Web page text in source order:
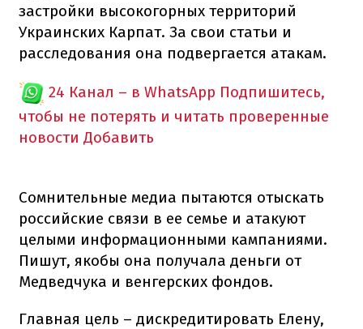
застройки высокогорных территорий
Украинских Карпат. За свои статьи и
расследования она подвергается атакам.
24 Канал – в WhatsApp Подпишитесь,
чтобы не потерять и читать проверенные
новости Добавить
Сомнительные медиа пытаются отыскать
российские связи в ее семье и атакуют
целыми информационными кампаниями.
Пишут, якобы она получала деньги от
Медведчука и венгерских фондов.
Главная цель – дискредитировать Елену,